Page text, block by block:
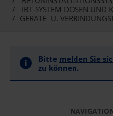
IBT-SYSTEM DOSEN UND
GERÄTE- U.
Bitte melden Sie
zu können.